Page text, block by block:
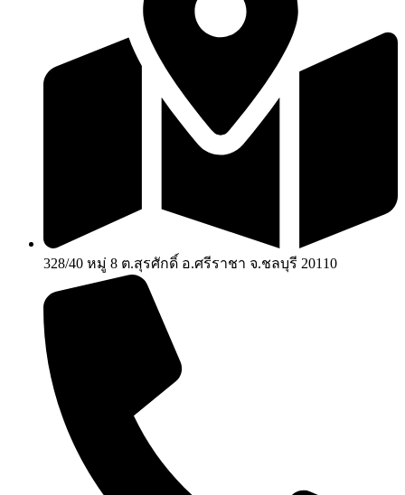
328/40 หมู่ 8 ต.สุรศักดิ์ อ.ศรีราชา จ.ชลบุรี 20110